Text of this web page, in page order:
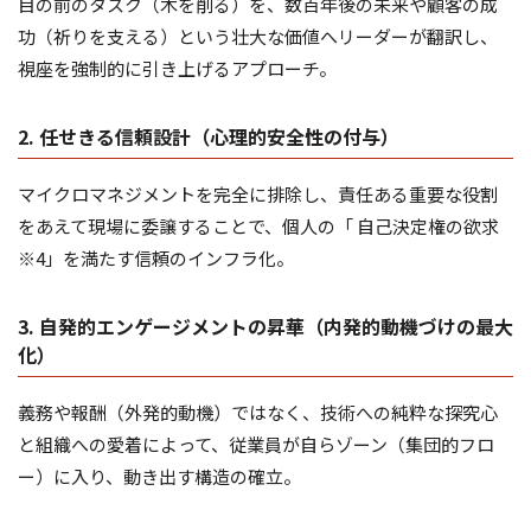
功（祈りを支える）という壮大な価値へリーダーが翻訳し、
視座を強制的に引き上げるアプローチ。
2. 任せきる信頼設計（心理的安全性の付与）
マイクロマネジメントを完全に排除し、責任ある重要な役割
をあえて現場に委譲することで、個人の「 自己決定権の欲求
※4」を満たす信頼のインフラ化。
3. 自発的エンゲージメントの昇華（内発的動機づけの最大
化）
義務や報酬（外発的動機）ではなく、技術への純粋な探究心
と組織への愛着によって、従業員が自らゾーン（集団的フロ
ー）に入り、動き出す構造の確立。